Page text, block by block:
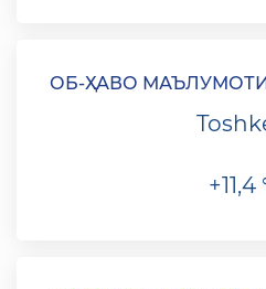
ОБ-ҲАВО
+11,4